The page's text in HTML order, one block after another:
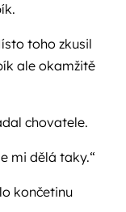
toho zkusil
ale okamžitě
chovatele.
mi dělá taky.“
končetinu